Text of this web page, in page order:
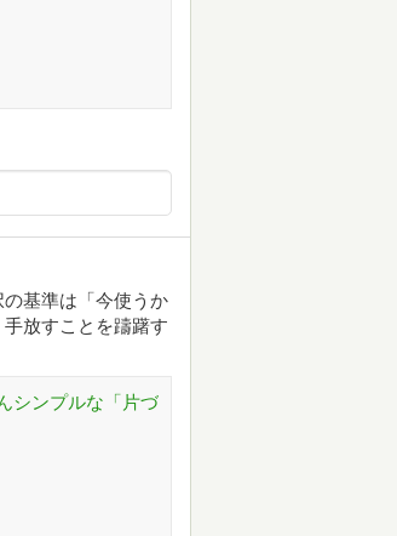
基準は「今使うか
放すことを躊躇す
シンプルな「片づ